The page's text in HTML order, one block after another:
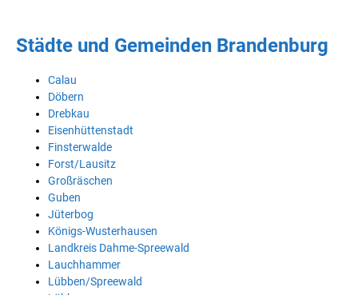
Städte und Gemeinden Brandenburg
Calau
Döbern
Drebkau
Eisenhüttenstadt
Finsterwalde
Forst/Lausitz
Großräschen
Guben
Jüterbog
Königs-Wusterhausen
Landkreis Dahme-Spreewald
Lauchhammer
Lübben/Spreewald